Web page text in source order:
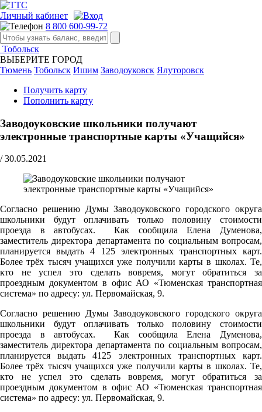
Личный кабинет
8 800 600-99-72
Тобольск
ВЫБЕРИТЕ ГОРОД
Тюмень Тобольск Ишим Заводоуковск Ялуторовск
Получить карту
Пополнить карту
Заводоуковские школьники получают
электронные транспортные карты «Учащийся»
/ 30.05.2021
Cогласно решению Думы Заводоуковского городского округа
школьники будут оплачивать только половину стоимости
проезда в автобусах. Как сообщила Елена Думенова,
заместитель директора департамента по социальным вопросам,
планируется выдать 4 125 электронных транспортных карт.
Более трёх тысяч учащихся уже получили карты в школах. Те,
кто не успел это сделать вовремя, могут обратиться за
проездным документом в офис АО «Тюменская транспортная
система» по адресу: ул. Первомайская, 9.
Cогласно решению Думы Заводоуковского городского округа
школьники будут оплачивать только половину стоимости
проезда в автобусах. Как сообщила Елена Думенова,
заместитель директора департамента по социальным вопросам,
планируется выдать 4125 электронных транспортных карт.
Более трёх тысяч учащихся уже получили карты в школах. Те,
кто не успел это сделать вовремя, могут обратиться за
проездным документом в офис АО «Тюменская транспортная
система» по адресу: ул. Первомайская, 9.